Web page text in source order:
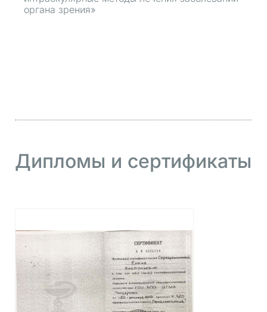
органа зрения»
Дипломы и сертификаты